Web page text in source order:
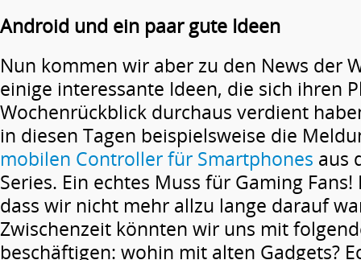
Android und ein paar gute Ideen
Nun kommen wir aber zu den News der
einige interessante Ideen, die sich ihren
Wochenrückblick durchaus verdient
in diesen Tagen beispielsweise die
mobilen Controller für Smartphones aus
Series. Ein echtes Muss für Gaming
dass wir nicht mehr allzu lange darauf
Zwischenzeit könnten wir uns mit
beschäftigen: wohin mit alten Gadgets?